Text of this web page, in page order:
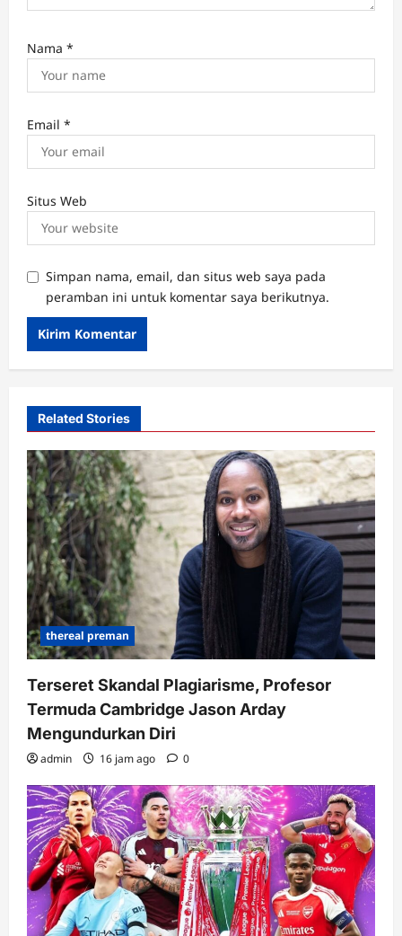
Nama *
Email *
Situs Web
Simpan nama, email, dan situs web saya pada
peramban ini untuk komentar saya berikutnya.
Related Stories
thereal preman
Terseret Skandal Plagiarisme, Profesor
Termuda Cambridge Jason Arday
Mengundurkan Diri
admin 16 jam ago 0